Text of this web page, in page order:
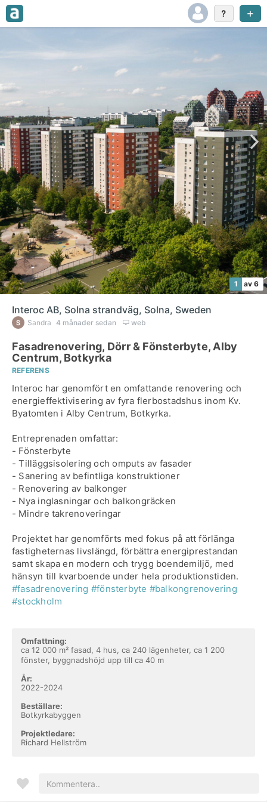
1 av 6
Interoc AB, Solna strandväg, Solna, Sweden
Sandra 4 månader sedan web
Fasadrenovering, Dörr & Fönsterbyte, Alby
Centrum, Botkyrka
REFERENS
Interoc har genomfört en omfattande renovering och
energieffektivisering av fyra flerbostadshus inom Kv.
Byatomten i Alby Centrum, Botkyrka.
Entreprenaden omfattar:
- Fönsterbyte
- Tilläggsisolering och omputs av fasader
- Sanering av befintliga konstruktioner
- Renovering av balkonger
- Nya inglasningar och balkongräcken
- Mindre takrenoveringar
Projektet har genomförts med fokus på att förlänga
fastigheternas livslängd, förbättra energiprestandan
samt skapa en modern och trygg boendemiljö, med
hänsyn till kvarboende under hela produktionstiden.
#fasadrenovering #fönsterbyte #balkongrenovering
#stockholm
Omfattning:
ca 12 000 m² fasad, 4 hus, ca 240 lägenheter, ca 1 200
fönster, byggnadshöjd upp till ca 40 m
År:
2022-2024
Beställare:
Botkyrkabyggen
Projektledare:
Richard Hellström